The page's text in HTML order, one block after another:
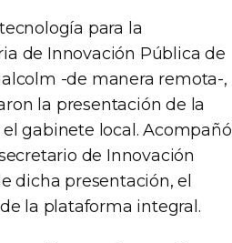
para la
de Innovación Pública de
-de manera remota-,
la presentación de la
gabinete local. Acompañó
de Innovación
dicha presentación, el
la plataforma integral.